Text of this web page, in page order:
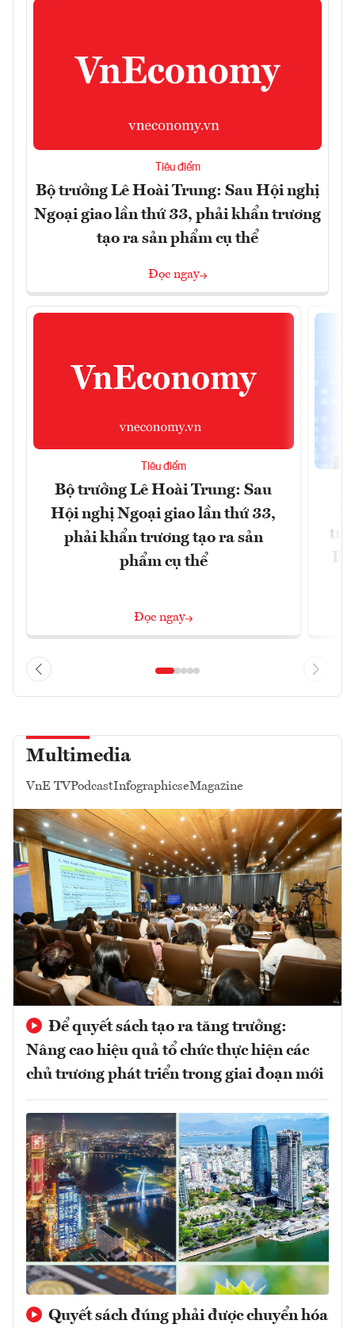
Tiêu điểm
Bộ trưởng Lê Hoài Trung: Sau Hội nghị
Ngoại giao lần thứ 33, phải khẩn trương
tạo ra sản phẩm cụ thể
Đọc ngay
Tiêu điểm
Bộ trưởng Lê Hoài Trung: Sau
Hội nghị Ngoại giao lần thứ 33,
phải khẩn trương tạo ra sản
phẩm cụ thể
Đọc ngay
Multimedia
VnE TVPodcastInfographicseMagazine
Để quyết sách tạo ra tăng trưởng:
Nâng cao hiệu quả tổ chức thực hiện các
chủ trương phát triển trong giai đoạn mới
Quyết sách đúng phải được chuyển hóa